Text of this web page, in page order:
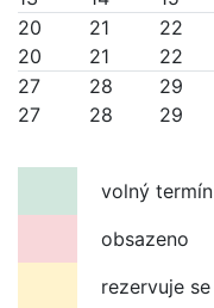
20
20
21
21
22
22
27
27
28
28
29
29
volný termín
obsazeno
rezervuje se